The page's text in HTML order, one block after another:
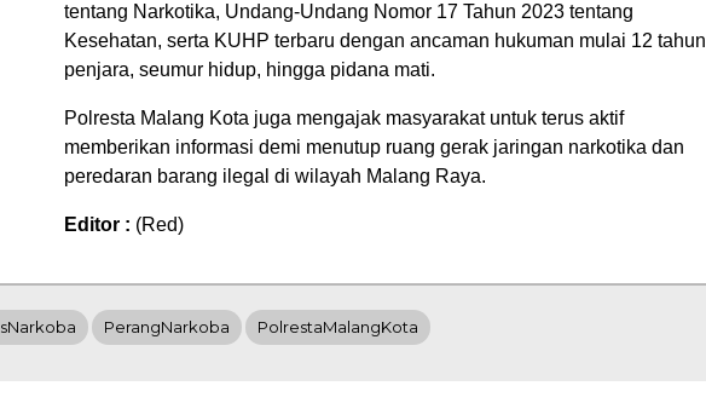
tentang Narkotika, Undang-Undang Nomor 17 Tahun 2023 tentang
Kesehatan, serta KUHP terbaru dengan ancaman hukuman mulai 12 tahun
penjara, seumur hidup, hingga pidana mati.
Polresta Malang Kota juga mengajak masyarakat untuk terus aktif
memberikan informasi demi menutup ruang gerak jaringan narkotika dan
peredaran barang ilegal di wilayah Malang Raya.
Editor : (Red)
PerangNarkoba PolrestaMalangKota